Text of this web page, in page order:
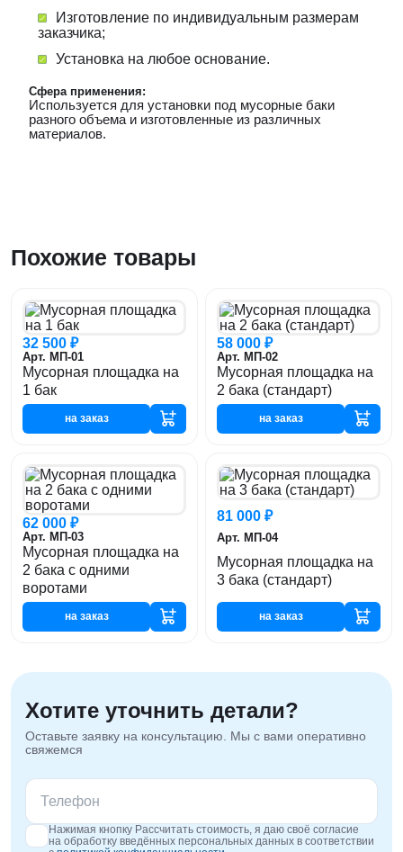
Изготовление по индивидуальным размерам
заказчика;
Установка на любое основание.
Сфера применения:
Используется для установки под мусорные баки
разного объема и изготовленные из различных
материалов.
Похожие товары
32 500 ₽
Арт. МП-01
Мусорная площадка на
1 бак
на заказ
58 000 ₽
Арт. МП-02
Мусорная площадка на
2 бака (стандарт)
на заказ
62 000 ₽
Арт. МП-03
Мусорная площадка на
2 бака с одними
воротами
на заказ
81 000 ₽
Арт. МП-04
Мусорная площадка на
3 бака (стандарт)
на заказ
Хотите уточнить детали?
Оставьте заявку на консультацию. Мы с вами оперативно
свяжемся
Нажимая кнопку Рассчитать стоимость, я даю своё согласие
на обработку введённых персональных данных в соответствии